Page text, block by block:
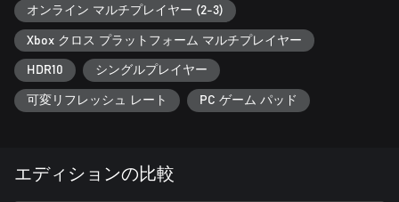
オンライン マルチプレイヤー (2-3)
Xbox クロス プラットフォーム マルチプレイヤー
HDR10 シングルプレイヤー
可変リフレッシュ レート PC ゲーム パッド
エディションの比較